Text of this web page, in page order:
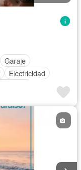
Garaje
Electricidad